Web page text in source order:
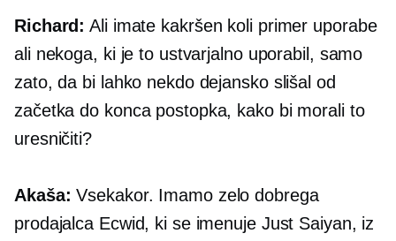
Richard: Ali imate kakršen koli primer uporabe
ali nekoga, ki je to ustvarjalno uporabil, samo
zato, da bi lahko nekdo dejansko slišal od
začetka do konca postopka, kako bi morali to
uresničiti?
Akaša: Vsekakor. Imamo zelo dobrega
prodajalca Ecwid, ki se imenuje Just Saiyan, iz